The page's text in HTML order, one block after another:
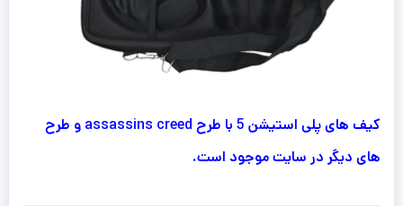
کیف های پلی استیشن 5 با طرح assassins creed و طرح
های دیگر در سایت موجود است.